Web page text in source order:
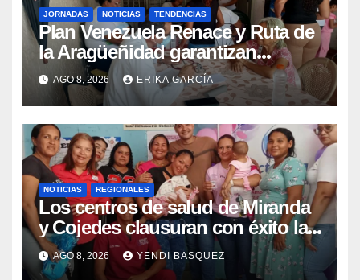
JORNADAS NOTICIAS TENDENCIAS
Plan Venezuela Renace y Ruta de
la Aragüeñidad garantizan
atención médica integral en
Aragua
AGO 8, 2026 ERIKA GARCÍA
NOTICIAS REGIONALES
Los centros de salud de Miranda
y Cojedes clausuran con éxito la
Semana Mundial de la Lactancia
Materna
AGO 8, 2026 YENDI BASQUEZ